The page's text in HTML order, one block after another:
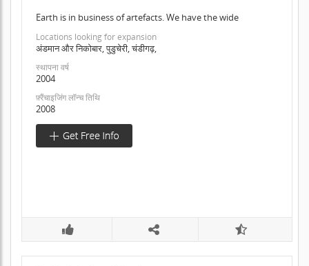
Earth is in business of artefacts. We have the wide
Locations looking for expansion
अंडमान और निकोबार, पुडुचेरी, चंडीगढ़,
स्थापना वर्ष
2004
फ़्रैंचाइजिंग लॉन्च तिथि
2008